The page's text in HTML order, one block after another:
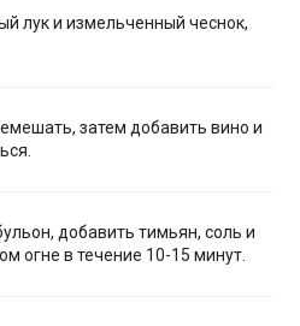
лук и измельченный чеснок,
затем добавить вино и
добавить тимьян, соль и
огне в течение 10-15 минут.